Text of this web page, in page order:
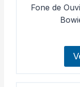
Fone de